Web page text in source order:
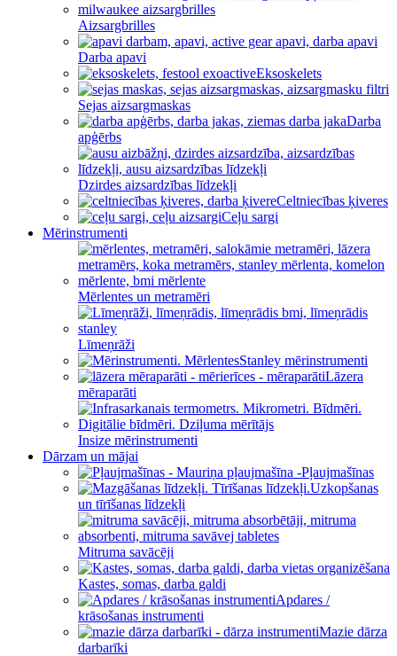
Aizsargbrilles
Darba apavi
Eksoskelets
Sejas aizsargmaskas
Darba
apģērbs
Dzirdes aizsardzības līdzekļi
Celtniecības ķiveres
Ceļu sargi
Mērinstrumenti
Mērlentes un metramēri
Līmeņrāži
Stanley mērinstrumenti
Lāzera
mēraparāti
Insize mērinstrumenti
Dārzam un mājai
Pļaujmašīnas
Uzkopšanas
un tīrīšanas līdzekļi
Mitruma savācēji
Kastes, somas, darba galdi
Apdares /
krāsošanas instrumenti
Mazie dārza
darbarīki